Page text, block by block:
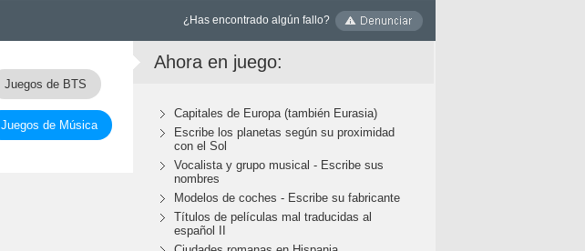
¿Has encontrado algún fallo?
Juegos de BTS
Juegos de Música
Ahora en juego:
Capitales de Europa (también Eurasia)
Escribe los planetas según su proximidad
con el Sol
Vocalista y grupo musical - Escribe sus
nombres
Modelos de coches - Escribe su fabricante
Títulos de películas mal traducidas al
español II